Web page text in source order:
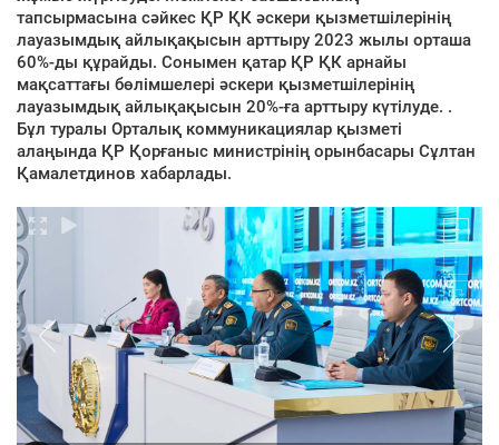
тапсырмасына сәйкес ҚР ҚК әскери қызметшілерінің
лауазымдық айлықақысын арттыру 2023 жылы орташа
60%-ды құрайды. Сонымен қатар ҚР ҚК арнайы
мақсаттағы бөлімшелері әскери қызметшілерінің
лауазымдық айлықақысын 20%-ға арттыру күтілуде. .
Бұл туралы Орталық коммуникациялар қызметі
алаңында ҚР Қорғаныс министрінің орынбасары Сұлтан
Қамалетдинов хабарлады.